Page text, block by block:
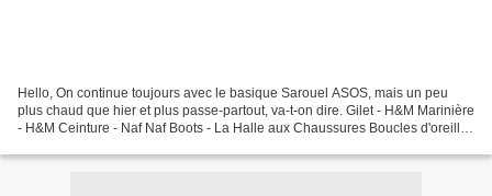
Hello, On continue toujours avec le basique Sarouel ASOS, mais un peu
plus chaud que hier et plus passe-partout, va-t-on dire. Gilet - H&M Marinière
- H&M Ceinture - Naf Naf Boots - La Halle aux Chaussures Boucles d'oreille